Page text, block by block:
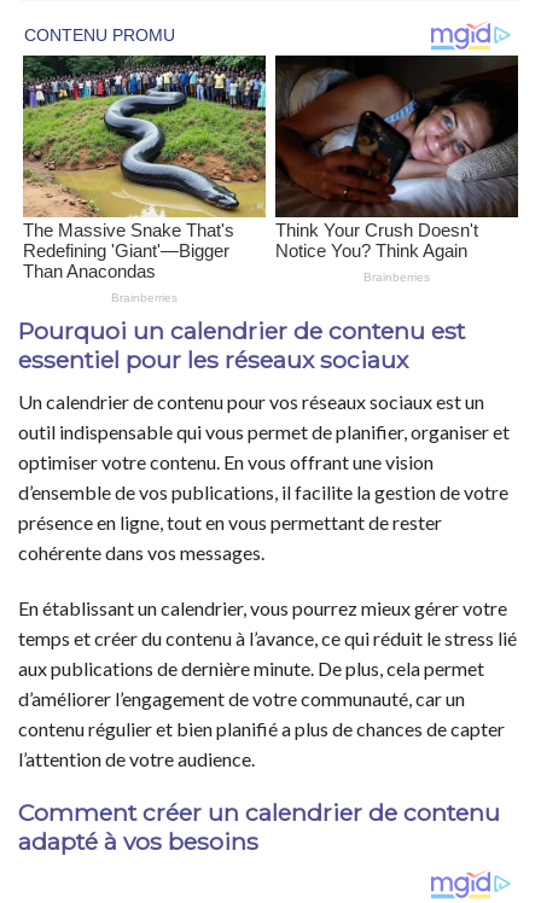
Pourquoi un calendrier de contenu est
essentiel pour les réseaux sociaux
Un calendrier de contenu pour vos réseaux sociaux est un
outil indispensable qui vous permet de planifier, organiser et
optimiser votre contenu. En vous offrant une vision
d’ensemble de vos publications, il facilite la gestion de votre
présence en ligne, tout en vous permettant de rester
cohérente dans vos messages.
En établissant un calendrier, vous pourrez mieux gérer votre
temps et créer du contenu à l’avance, ce qui réduit le stress lié
aux publications de dernière minute. De plus, cela permet
d’améliorer l’engagement de votre communauté, car un
contenu régulier et bien planifié a plus de chances de capter
l’attention de votre audience.
Comment créer un calendrier de contenu
adapté à vos besoins